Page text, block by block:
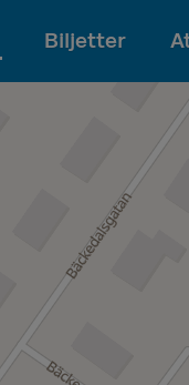
Biljetter